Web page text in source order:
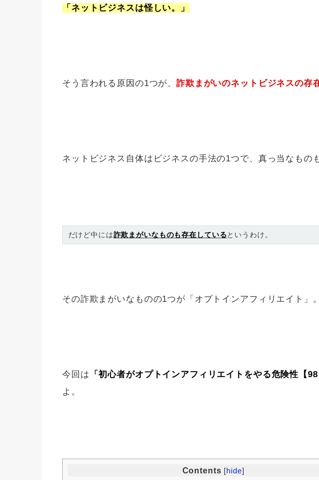
「ネットビジネスは怪しい。」
そう言われる原因の1つが、詐欺まがいのネットビジネスの存
ネットビジネス自体はビジネスの手法の1つで、真っ当なもの
だけど中には詐欺まがいなものも存在しているというわけ。
その詐欺まがいなものの1つが「オプトインアフィリエイト」。
今回は 「初心者がオプトインアフィリエイトをやる危険性【98
よ。
Contents [hide]